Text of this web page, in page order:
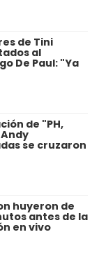
de Tini
al
De Paul: "Ya
de "PH,
se cruzaron
huyeron de
antes de la
en vivo